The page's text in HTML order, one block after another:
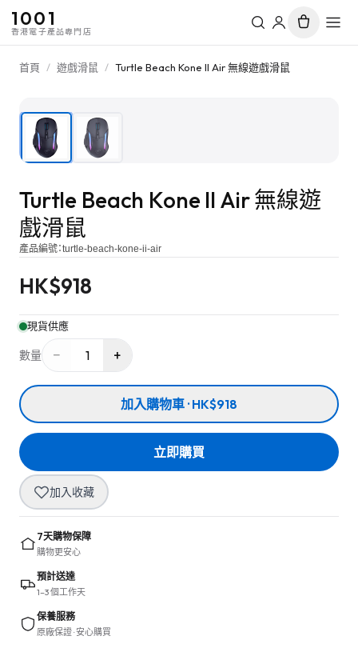
1001
香港電子產品專門店
首頁 / 遊戲滑鼠 / Turtle Beach Kone II Air 無線遊戲滑鼠
Turtle Beach Kone II Air 無線遊
戲滑鼠
產品編號：turtle-beach-kone-ii-air
HK$918
現貨供應
數量 − 1 +
加入購物車 · HK$918
立即購買
加入收藏
7天購物保障
購物更安心
預計送達
1–3 個工作天
保養服務
原廠保證 · 安心購買